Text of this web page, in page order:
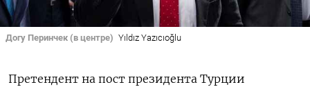
Догу Перинчек (в центре) Yıldız Yazıcıoğlu
Претендент на пост президента Турции